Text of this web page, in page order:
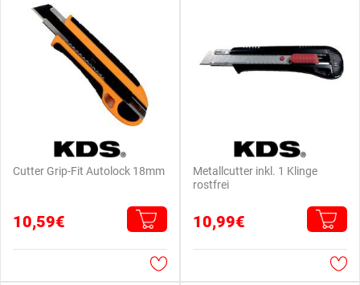
Cutter Grip-Fit Autolock 18mm
10,59€
Metallcutter inkl. 1 Klinge
rostfrei
10,99€